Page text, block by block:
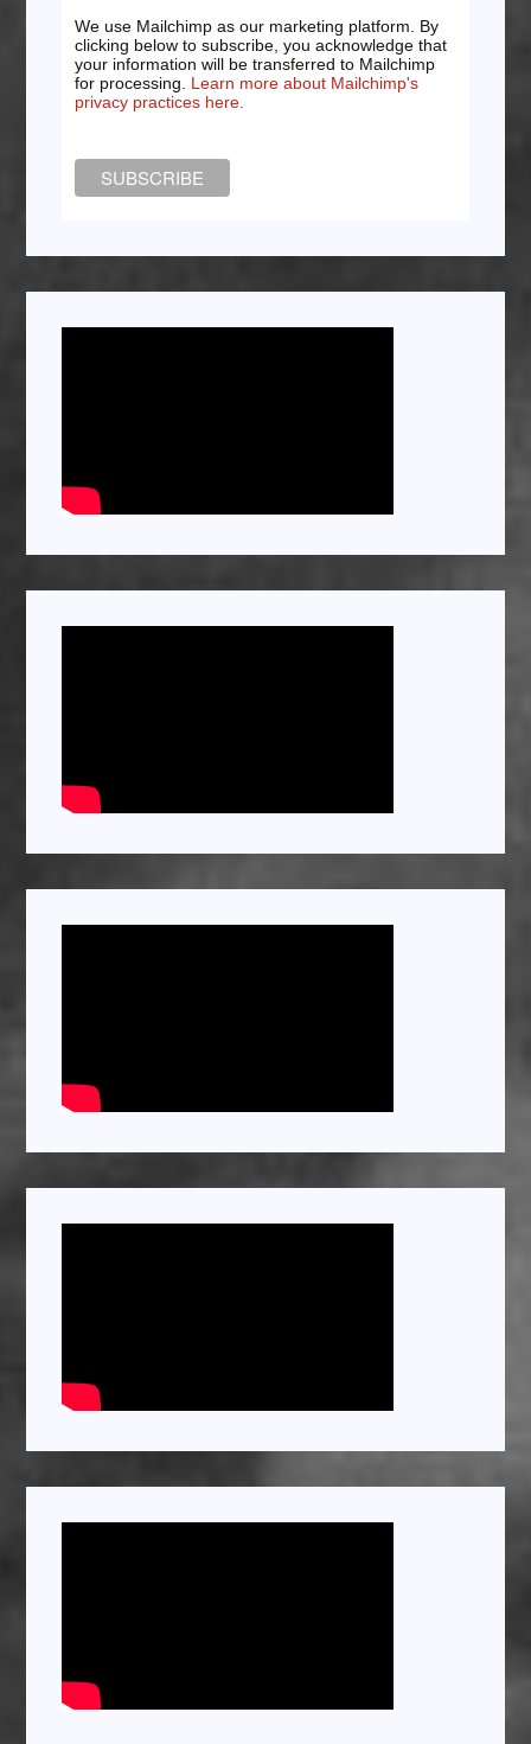
We use Mailchimp as our marketing platform. By
clicking below to subscribe, you acknowledge that
your information will be transferred to Mailchimp
for processing. Learn more about Mailchimp's
privacy practices here.